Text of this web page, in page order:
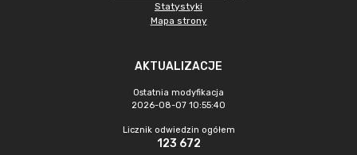
Statystyki
Mapa strony
AKTUALIZACJE
Ostatnia modyfikacja
2026-08-07 10:55:40
Licznik odwiedzin ogółem
123 672